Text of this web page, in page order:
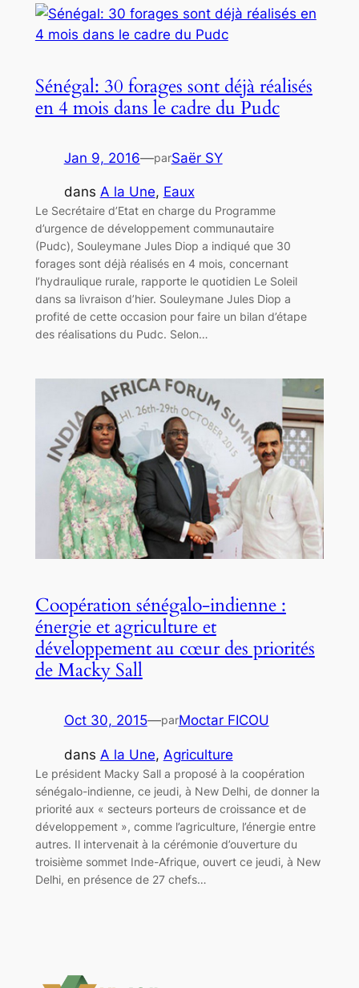
Sénégal: 30 forages sont déjà réalisés
en 4 mois dans le cadre du Pudc
Jan 9, 2016—parSaër SY
dans A la Une, Eaux
Le Secrétaire d’Etat en charge du Programme
d’urgence de développement communautaire
(Pudc), Souleymane Jules Diop a indiqué que 30
forages sont déjà réalisés en 4 mois, concernant
l’hydraulique rurale, rapporte le quotidien Le Soleil
dans sa livraison d’hier. Souleymane Jules Diop a
profité de cette occasion pour faire un bilan d’étape
des réalisations du Pudc. Selon…
Coopération sénégalo-indienne :
énergie et agriculture et
développement au cœur des priorités
de Macky Sall
Oct 30, 2015—parMoctar FICOU
dans A la Une, Agriculture
Le président Macky Sall a proposé à la coopération
sénégalo-indienne, ce jeudi, à New Delhi, de donner la
priorité aux « secteurs porteurs de croissance et de
développement », comme l’agriculture, l’énergie entre
autres. Il intervenait à la cérémonie d’ouverture du
troisième sommet Inde-Afrique, ouvert ce jeudi, à New
Delhi, en présence de 27 chefs…